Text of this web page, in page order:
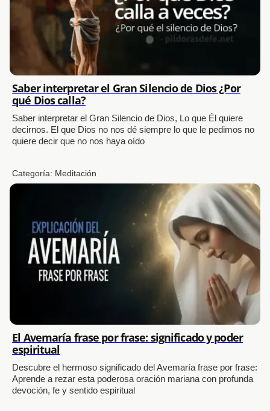
Saber interpretar el Gran Silencio de Dios ¿Por
qué Dios calla?
Saber interpretar el Gran Silencio de Dios, Lo que Él quiere
decirnos. El que Dios no nos dé siempre lo que le pedimos no
quiere decir que no nos haya oído
Categoría: Meditación
El Avemaría frase por frase: significado y poder
espiritual
Descubre el hermoso significado del Avemaría frase por frase:
Aprende a rezar esta poderosa oración mariana con profunda
devoción, fe y sentido espiritual